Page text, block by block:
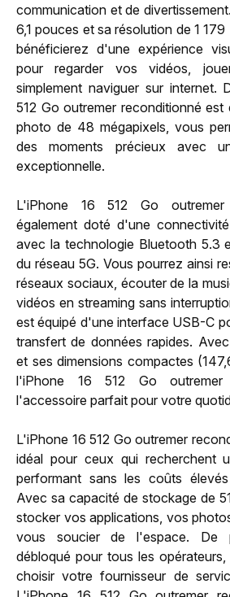
communication et de
6,1 pouces et sa résolution de 1
bénéficierez d'une expérience
pour regarder vos vidéos,
simplement naviguer sur internet.
512 Go outremer reconditionné est
photo de 48 mégapixels, vous
des moments précieux avec
exceptionnelle.
L'iPhone 16 512 Go outremer
également doté d'une
avec la technologie Bluetooth 5.3
du réseau 5G. Vous pourrez ainsi
réseaux sociaux, écouter de la
vidéos en streaming sans
est équipé d'une interface USB-C
transfert de données rapides.
et ses dimensions compactes
l'iPhone 16 512 Go outremer
l'accessoire parfait pour votre
L'iPhone 16 512 Go outremer
idéal pour ceux qui recherchent
performant sans les coûts
Avec sa capacité de stockage de
stocker vos applications, vos
vous soucier de l'espace. De
débloqué pour tous les
choisir votre fournisseur de